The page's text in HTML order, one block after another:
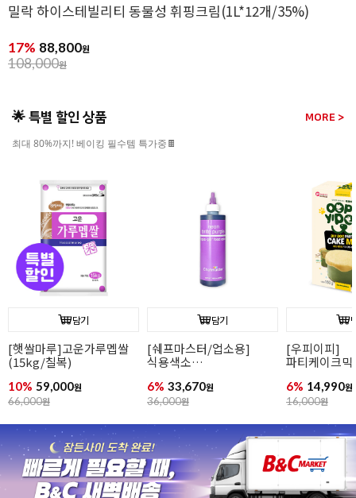
밀락 하이스테빌리티 동물성 휘핑크림(1L*12개/35%)
17% 88,800원
108,000원
🌟 특별 할인 상품 MORE >
최대 80%까지! 베이킹 필수템 특가중🍫
담기
[우피이피]
파티케이크믹스(바나나)
6% 14,990원
16,000원
담기
파티케이크믹스(북어/
고구마)
6% 14,990원
16,000원
[햇쌀마루]고
(15kg/칠복)
10% 59,000
66,000원